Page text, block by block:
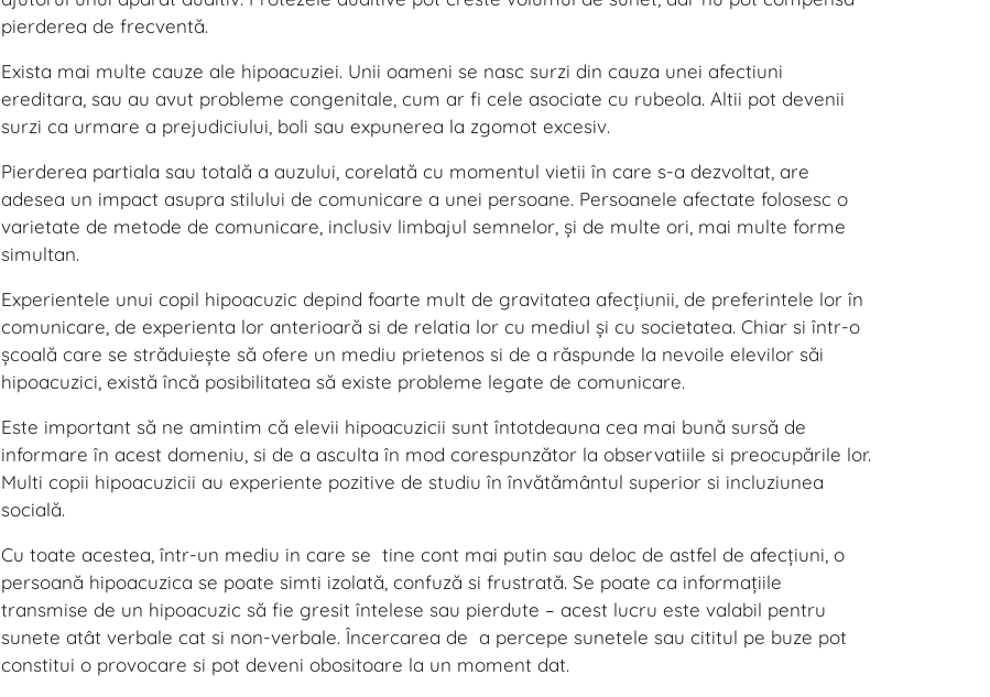
pierderea de frecventă.
Exista mai multe cauze ale hipoacuziei. Unii oameni se nasc surzi din cauza unei afectiuni
ereditara, sau au avut probleme congenitale, cum ar fi cele asociate cu rubeola. Altii pot devenii
surzi ca urmare a prejudiciului, boli sau expunerea la zgomot excesiv.
Pierderea partiala sau totală a auzului, corelată cu momentul vietii în care s-a dezvoltat, are
adesea un impact asupra stilului de comunicare a unei persoane. Persoanele afectate folosesc o
varietate de metode de comunicare, inclusiv limbajul semnelor, şi de multe ori, mai multe forme
simultan.
Experientele unui copil hipoacuzic depind foarte mult de gravitatea afecţiunii, de preferintele lor în
comunicare, de experienta lor anterioară si de relatia lor cu mediul şi cu societatea. Chiar si într-o
şcoală care se străduieşte să ofere un mediu prietenos si de a răspunde la nevoile elevilor săi
hipoacuzici, există încă posibilitatea să existe probleme legate de comunicare.
Este important să ne amintim că elevii hipoacuzicii sunt întotdeauna cea mai bună sursă de
informare în acest domeniu, si de a asculta în mod corespunzător la observatiile si preocupările lor.
Multi copii hipoacuzicii au experiente pozitive de studiu în învătământul superior si incluziunea
socială.
Cu toate acestea, într-un mediu in care se tine cont mai putin sau deloc de astfel de afecţiuni, o
persoană hipoacuzica se poate simti izolată, confuză si frustrată. Se poate ca informaţiile
transmise de un hipoacuzic să fie gresit întelese sau pierdute – acest lucru este valabil pentru
sunete atât verbale cat si non-verbale. Încercarea de a percepe sunetele sau cititul pe buze pot
constitui o provocare si pot deveni obositoare la un moment dat.